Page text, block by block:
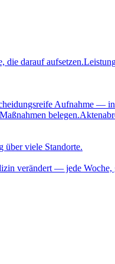
die darauf aufsetzen.
Aufnahme —
belegen.
über viele Standorte.
verändert — jede Woche,